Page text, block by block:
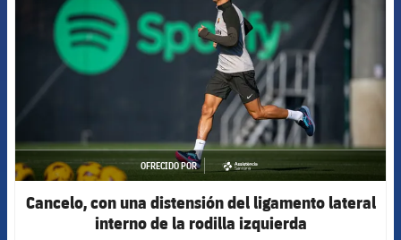
OFRECIDO POR
asistencia
Cancelo, con una distensión del ligamento lateral
interno de la rodilla izquierda